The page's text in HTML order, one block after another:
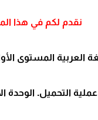
نقدم لكم في هذا
العربية المستوى